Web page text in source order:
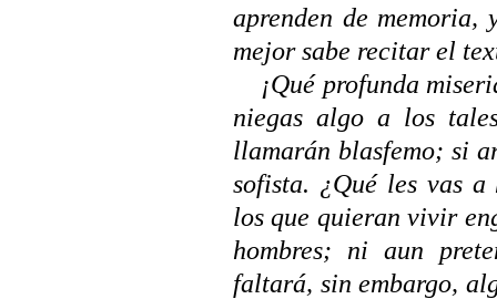
aprenden de memoria,
mejor sabe recitar el
¡Qué profunda
niegas algo a los
llamarán blasfemo; si
sofista. ¿Qué les vas a
los que quieran vivir
hombres; ni aun
faltará, sin embargo,